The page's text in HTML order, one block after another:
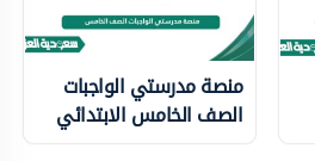
منصة مدرستي الواجبات
الصف الخامس الابتدائي